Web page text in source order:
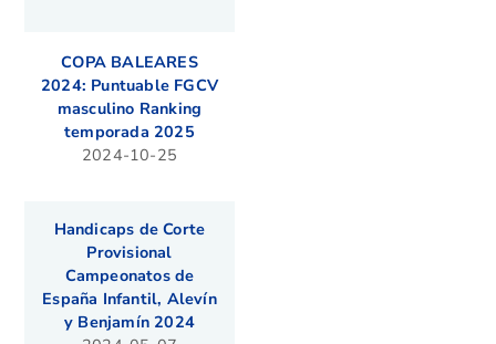
COPA BALEARES
2024: Puntuable FGCV
masculino Ranking
temporada 2025
2024-10-25
Handicaps de Corte
Provisional
Campeonatos de
España Infantil, Alevín
y Benjamín 2024